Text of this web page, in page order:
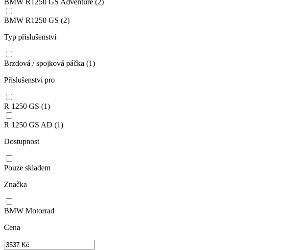
BMW R1250 GS (2)
Typ příslušenství
Brzdová / spojková páčka (1)
Příslušenství pro
R 1250 GS (1)
R 1250 GS AD (1)
Dostupnost
Pouze skladem
Značka
BMW Motorrad
Cena